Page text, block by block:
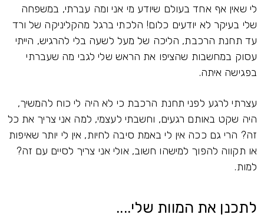
לי שאין אף אחד בעולם שיודע מי אני ומה עברתי, במשפחה
שלי בעיקר לא יודעים כלום! הלכתי ברגל מהקליניקה של ורד
עד תחנת הרכבת, הליכה של מעל לשעה בלי להרגיש, הייתי
עסוק במחשבות שהציפו את הראש שלי לגבי מה שעברתי
בפגישה איתה.
עצרתי לרגע לפני תחנת הרכבת כי לא היה לי כוח להמשיך,
היה שקט באותם רגעים, וחשבתי לעצמי, למה אני צריך את כל
זה? הרי גם ככה אין לי באמת סיבה לחיות, אין לי יותר שאיפות
או תקווה להפוך למישהו חשוב, אולי אני צריך לסיים עם זה?
למות.
לתכנן את המוות שלי....